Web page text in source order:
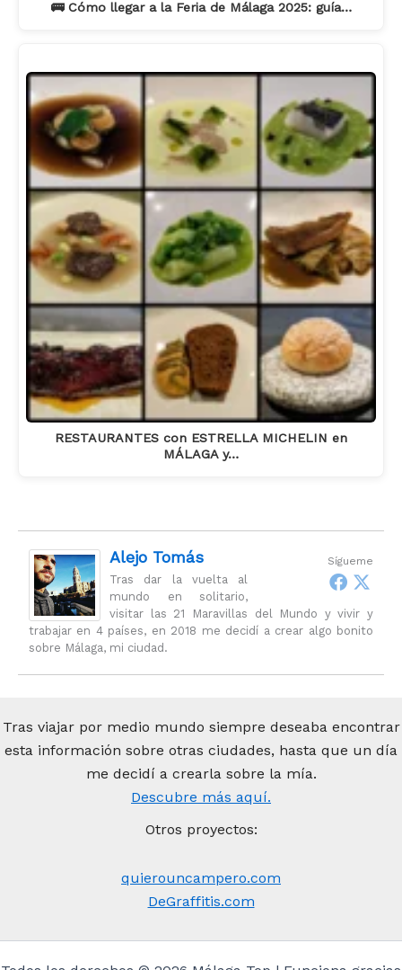
🚌 Cómo llegar a la Feria de Málaga 2025: guía…
RESTAURANTES con ESTRELLA MICHELIN en
MÁLAGA y…
Sígueme
Alejo Tomás
Tras dar la vuelta al
mundo en solitario,
visitar las 21 Maravillas del Mundo y vivir y
trabajar en 4 países, en 2018 me decidí a crear algo bonito
sobre Málaga, mi ciudad.
Tras viajar por medio mundo siempre deseaba encontrar
esta información sobre otras ciudades, hasta que un día
me decidí a crearla sobre la mía.
Descubre más aquí.
Otros proyectos:
quierouncampero.com
DeGraffitis.com